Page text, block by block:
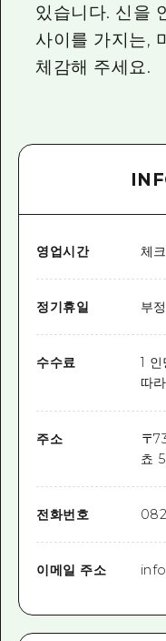
관광
있습니다. 신을
사이를 가지는,
체감해 주세요.
영업시간 체
정기휴일 부
수수료
1
따
주소 〒
쵸
전화번호
이메일 주소